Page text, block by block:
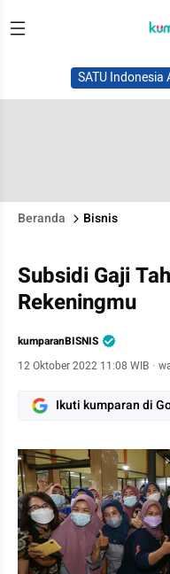
SATU Indonesia
Beranda Bisnis
Subsidi Gaji
Rekeningmu
kumparanBISNIS
12 Oktober 2022 11:08 WIB ·
Ikuti kumparan di